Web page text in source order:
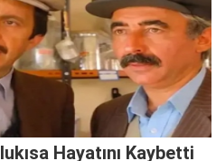
Hayatını Kaybetti